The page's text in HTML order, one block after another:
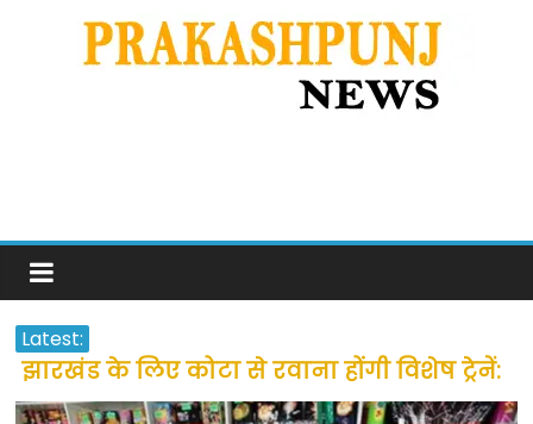
Latest:
झारखंड के लिए कोटा से रवाना होंगी विशेष ट्रेनें:
सीएम हेमंत सोरेन